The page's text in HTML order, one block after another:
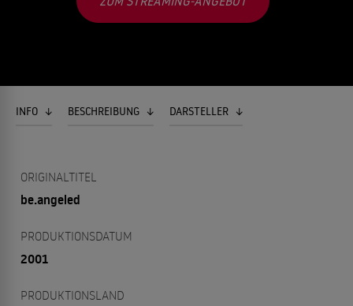
INFO BESCHREIBUNG DARSTELLER
ORIGINALTITEL
be.angeled
PRODUKTIONSDATUM
2001
PRODUKTIONSLAND